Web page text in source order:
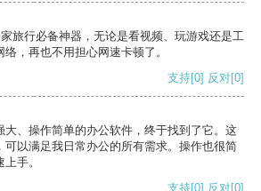
旅行必备神器，无论是看视频、玩游戏还是工
，再也不用担心网速卡顿了。
支持[0] 反对[0]
大、操作简单的办公软件，终于找到了它。这
可以满足我日常办公的所有需求。操作也很简
手。
支持[0] 反对[0]